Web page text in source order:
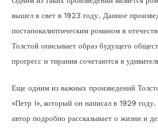
вышел в свет в 1923 году. Данное
постапокалиптическим романом в
Толстой описывает образ будущего
прогресс и тирания сочетаются в
Еще одним из важных произведений
«Петр I», который он написал в 1929
автор подробно рассказывает о жизни и